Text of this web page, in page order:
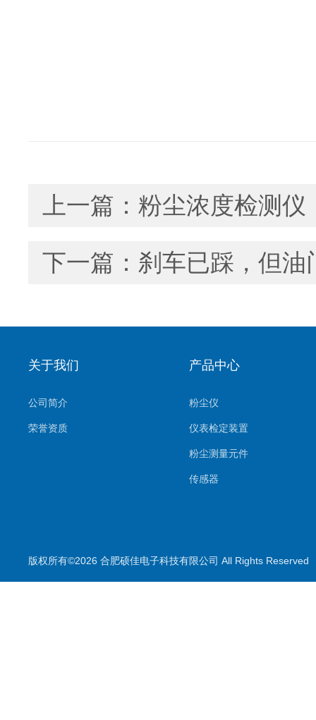
上一篇： 粉尘浓度检测仪
下一篇： 刹车已踩，但
关于我们
公司简介
荣誉资质
产品中心
粉尘仪
仪表检定装置
粉尘测量元件
传感器
气体检测仪
测量仪
版权所有©2026 合肥硕佳电子科技有限公司 All Rights